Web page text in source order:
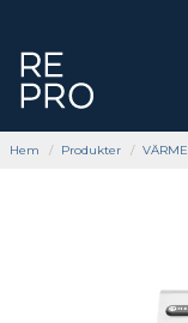
Hem Produkter VÄRME